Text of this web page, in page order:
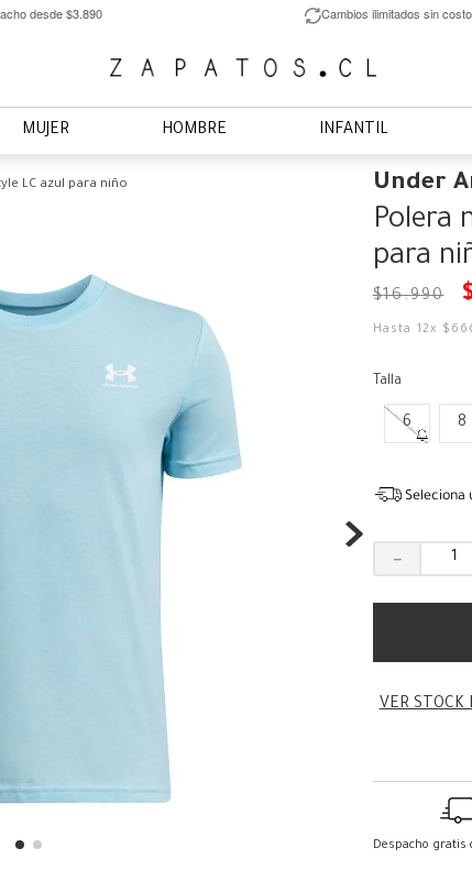
desde $3.890 Cambios ilimitados sin costo
MUJER HOMBRE INFANTIL
LC azul para niño Under
Polera
para
$16.990
Hasta 12x $
Talla
6 8
Seleciona
－
VER STOCK
Despacho gratis